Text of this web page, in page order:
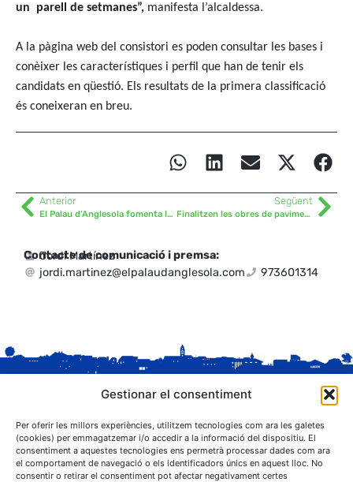
Gestionar el consentiment
Per oferir les millors experiències, utilitzem tecnologies com ara les galetes
(cookies) per emmagatzemar i/o accedir a la informació del dispositiu. El
consentiment a aquestes tecnologies ens permetrà processar dades com ara
el comportament de navegació o els identificadors únics en aquest lloc. No
consentir o retirar el consentiment pot afectar negativament certes
un parell de setmanes”, manifesta l’alcaldessa.
A la pàgina web del consistori es poden consultar les bases i
conèixer les característiques i perfil que han de tenir els
candidats en qüestió. Els resultats de la primera classificació
és coneixeran en breu.
Anterior
El Palau d’Anglesola fomenta la gimnàstica i l’esport
Següent
Finalitzen les obres de pavimentació dels camins Tàrrega i Molinet
Contacte de comunicació i premsa:
Jordi Martínez
jordi.martinez@elpalaudanglesola.com
973601314
C. Sant Josep, 1